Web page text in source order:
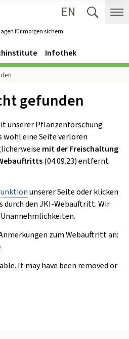
für morgen sichern
EN
Infothek
gefunden
unserer Pflanzenforschung
eine Seite verloren
mit der Freischaltung
(04.09.23) entfernt
unserer Seite oder klicken
durch den JKI-Webauftritt. Wir
zum Webauftritt an:
It may have been removed or